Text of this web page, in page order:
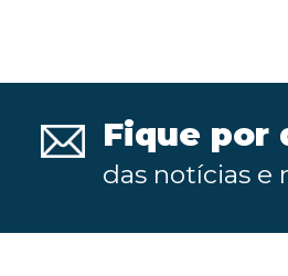
Fique por
das notícias e